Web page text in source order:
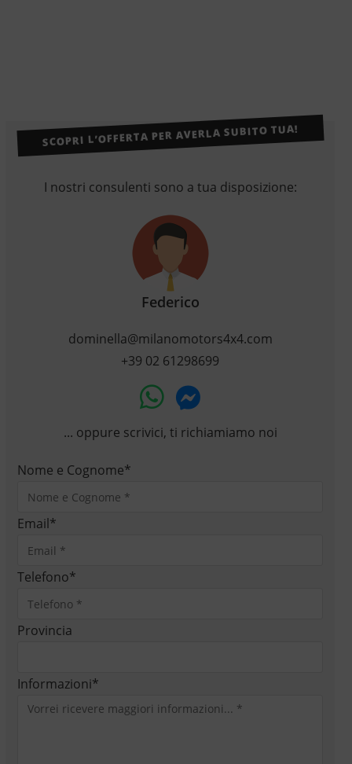
SCOPRI L’OFFERTA PER AVERLA SUBITO TUA!
I nostri consulenti sono a tua disposizione:
Federico
dominella@milanomotors4x4.com
+39 02 61298699
... oppure scrivici, ti richiamiamo noi
Nome e Cognome*
Email*
Telefono*
Provincia
Informazioni*